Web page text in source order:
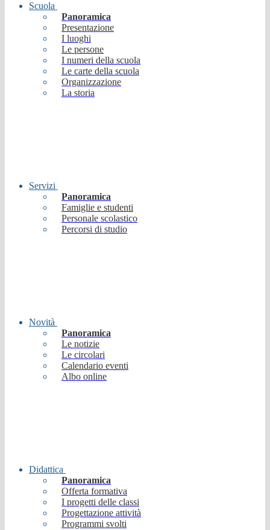
Scuola
Panoramica
Presentazione
I luoghi
Le persone
I numeri della scuola
Le carte della scuola
Organizzazione
La storia
Servizi
Panoramica
Famiglie e studenti
Personale scolastico
Percorsi di studio
Novità
Panoramica
Le notizie
Le circolari
Calendario eventi
Albo online
Didattica
Panoramica
Offerta formativa
I progetti delle classi
Progettazione attività
Programmi svolti